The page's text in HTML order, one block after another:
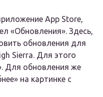
App Store,
«Обновления». Здесь,
обновления для
Sierra. Для этого
Для обновления же
на картинке с